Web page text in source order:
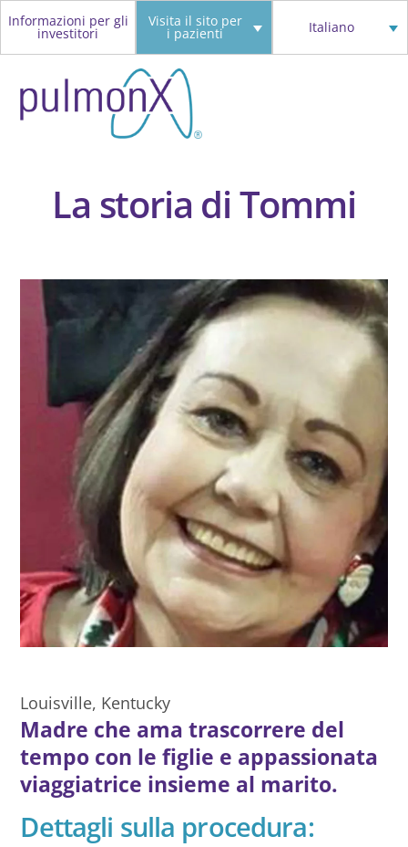
Skip
Italiano
Visita il sito per
i pazienti
Informazioni per gli
investitori
La storia di Tommi
Louisville, Kentucky
Madre che ama trascorrere del
tempo con le figlie e appassionata
viaggiatrice insieme al marito.
Dettagli sulla procedura: